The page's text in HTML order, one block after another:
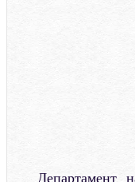
Департамент